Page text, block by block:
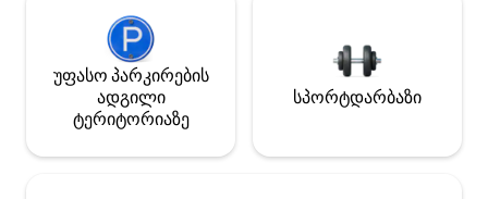
უფასო პარკირების
ადგილი
ტერიტორიაზე
სპორტდარბაზი